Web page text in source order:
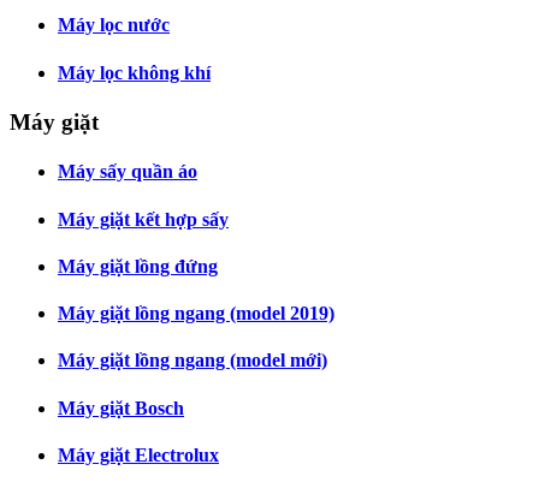
Máy lọc nước
Máy lọc không khí
Máy giặt
Máy sấy quần áo
Máy giặt kết hợp sấy
Máy giặt lồng đứng
Máy giặt lồng ngang (model 2019)
Máy giặt lồng ngang (model mới)
Máy giặt Bosch
Máy giặt Electrolux